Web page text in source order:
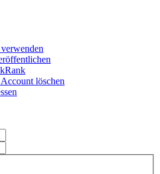
löschen